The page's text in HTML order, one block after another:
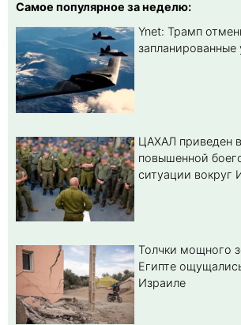
Самое популярное за неделю:
Ynet: Трамп
ЦАХАЛ приведен
повышенной
ситуации вокруг
Толчки мощного
Египте
Израиле